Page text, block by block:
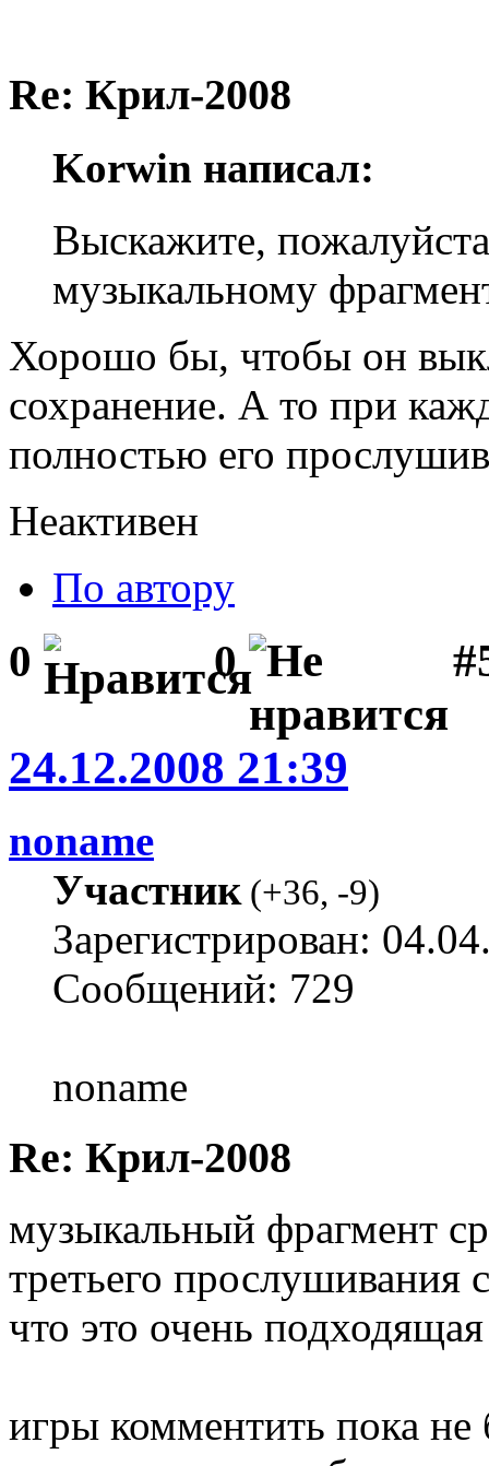
Re: Крил-2008
Korwin написал:
Выскажите,
музыкальному
Хорошо бы, чтобы он
сохранение. А то при
полностью его
Неактивен
По автору
0 0
24.12.2008 21:39
noname
Участник(+36, -9)
Зарегистрирован:
Сообщений: 729
noname
Re: Крил-2008
музыкальный фрагмент
третьего прослушивания
что это очень
игры комментить пока не